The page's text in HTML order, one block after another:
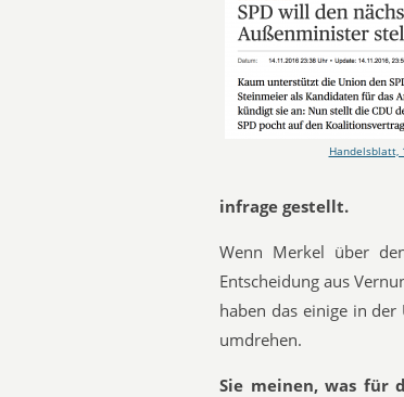
Handelsblatt,
infrage gestellt.
Wenn Merkel über
Entscheidung aus
haben das einige in
umdrehen.
Sie meinen, was für